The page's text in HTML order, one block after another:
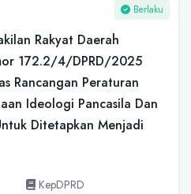
Berlaku
Rakyat Daerah
172.2/4/DPRD/2025
Rancangan Peraturan
Ideologi Pancasila Dan
Ditetapkan Menjadi
KepDPRD